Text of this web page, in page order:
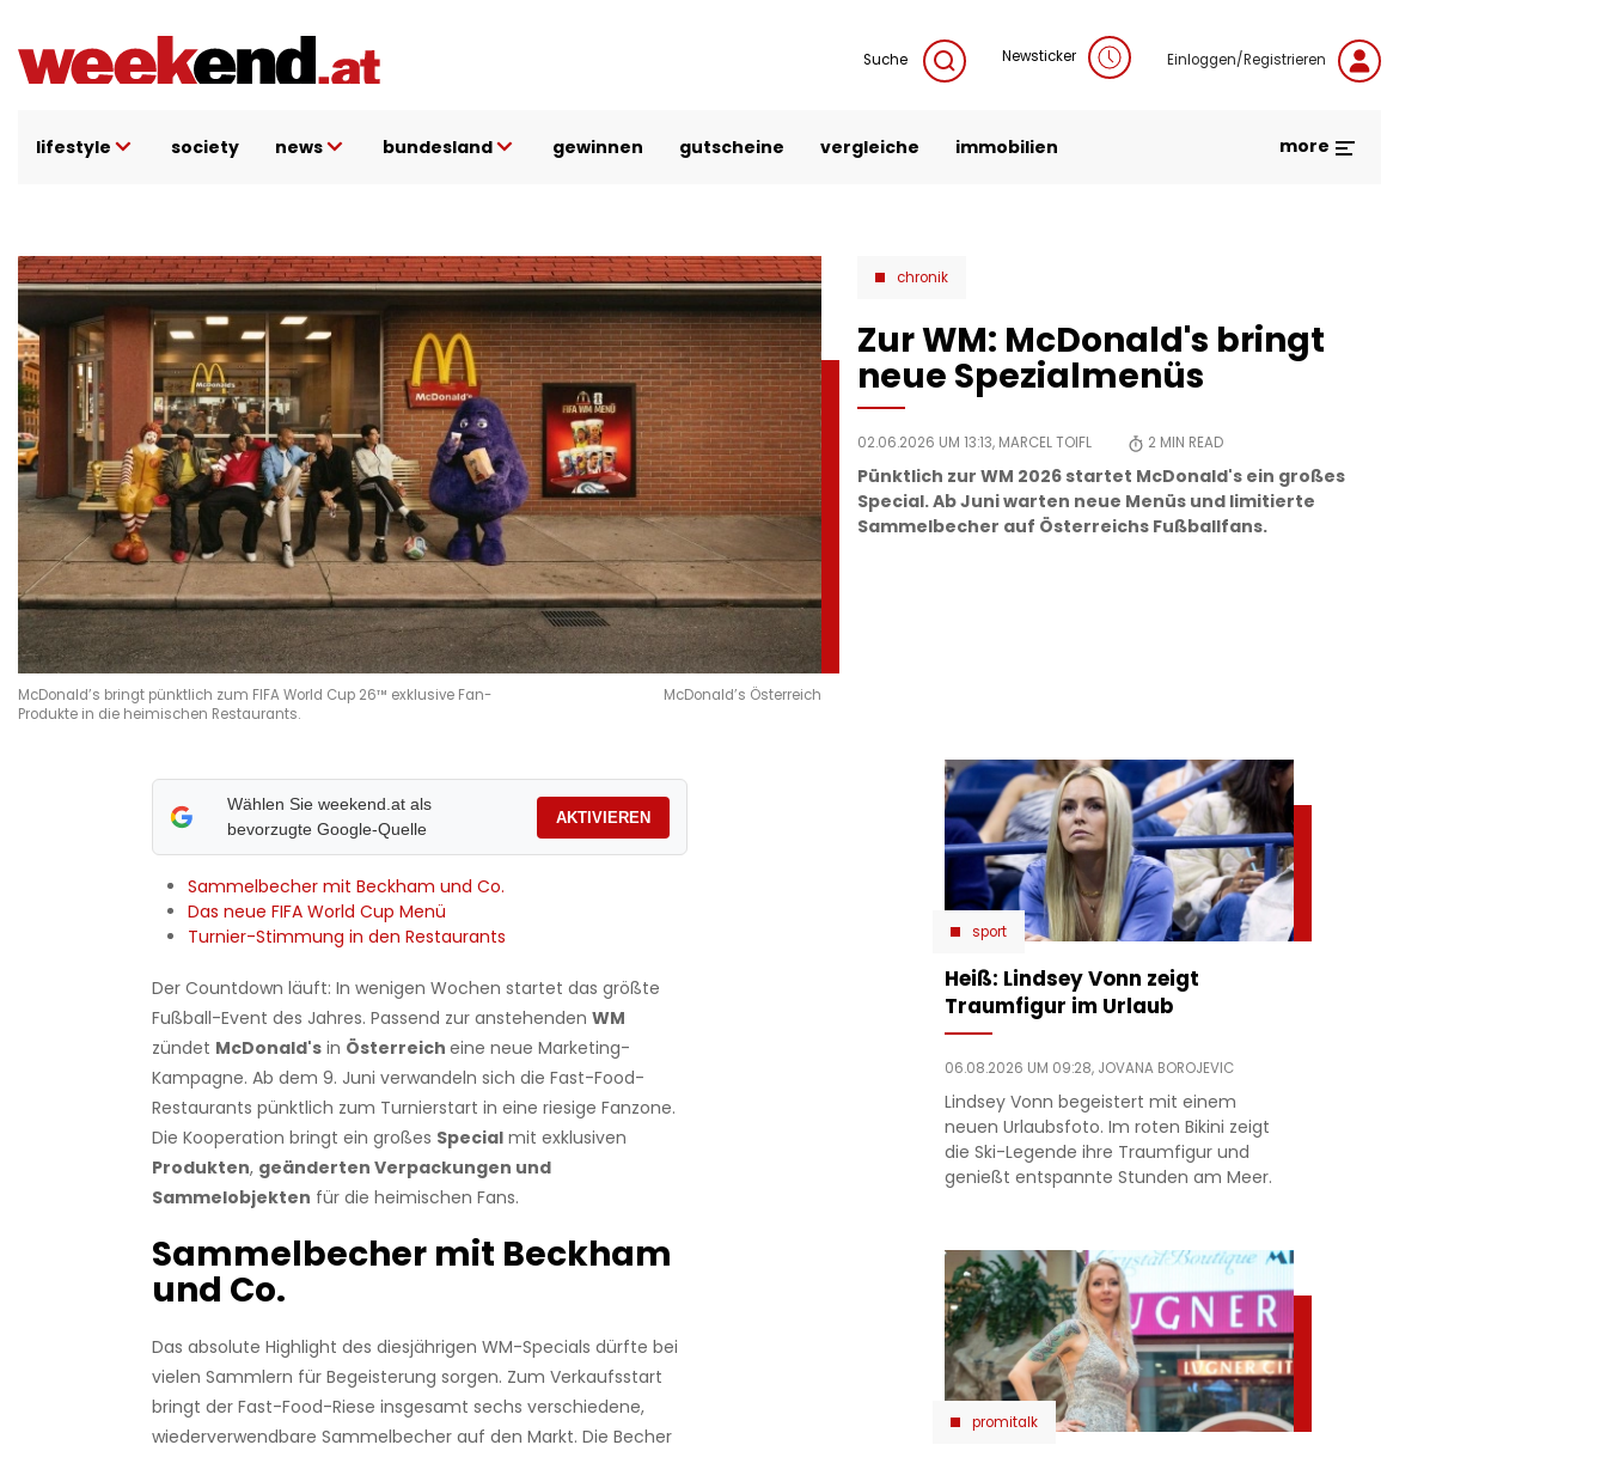
Inhalt
Suche Newsticker Einloggen/Registrieren
lifestyle society news bundesland gewinnen gutscheine vergleiche immobilien more
McDonald’s bringt pünktlich zum FIFA World Cup 26™ exklusive Fan-
Produkte in die heimischen Restaurants.
McDonald’s Österreich
chronik
Zur WM: McDonald's bringt
neue Spezialmenüs
02.06.2026 UM 13:13, MARCEL TOIFL 2 MIN READ
Pünktlich zur WM 2026 startet McDonald's ein großes
Special. Ab Juni warten neue Menüs und limitierte
Sammelbecher auf Österreichs Fußballfans.
Wählen Sie weekend.at als
bevorzugte Google-Quelle
AKTIVIEREN
Sammelbecher mit Beckham und Co.
Das neue FIFA World Cup Menü
Turnier-Stimmung in den Restaurants
Der Countdown läuft: In wenigen Wochen startet das größte
Fußball-Event des Jahres. Passend zur anstehenden WM
zündet McDonald'sin Österreich eine neue Marketing-
Kampagne. Ab dem 9. Juni verwandeln sich die Fast-Food-
Restaurants pünktlich zum Turnierstart in eine riesige Fanzone.
Die Kooperation bringt ein großes Specialmit exklusiven
Produkten, geänderten Verpackungen und
Sammelobjekten für die heimischen Fans.
Sammelbecher mit Beckham
und Co.
Das absolute Highlight des diesjährigen WM-Specials dürfte bei
vielen Sammlern für Begeisterung sorgen. Zum Verkaufsstart
bringt der Fast-Food-Riese insgesamt sechs verschiedene,
wiederverwendbare Sammelbecher auf den Markt. Die Becher
sport
Heiß: Lindsey Vonn zeigt
Traumfigur im Urlaub
06.08.2026 UM 09:28, JOVANA BOROJEVIC
Lindsey Vonn begeistert mit einem
neuen Urlaubsfoto. Im roten Bikini zeigt
die Ski-Legende ihre Traumfigur und
genießt entspannte Stunden am Meer.
promitalk